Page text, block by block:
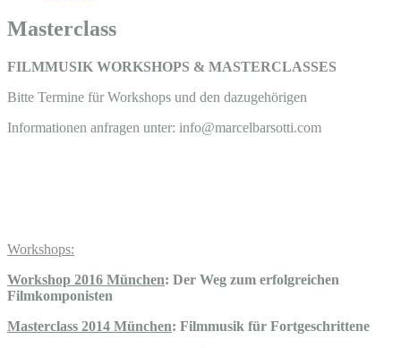
Masterclass
FILMMUSIK WORKSHOPS & MASTERCLASSES
Bitte Termine für Workshops und den dazugehörigen
Informationen anfragen unter: info@marcelbarsotti.com
Workshops:
Workshop 2016 München: Der Weg zum erfolgreichen
Filmkomponisten
Masterclass 2014 München: Filmmusik für Fortgeschrittene